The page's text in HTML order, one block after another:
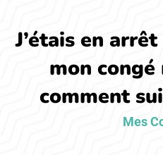
Mes
J’étais en
mon
comment